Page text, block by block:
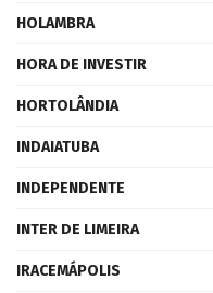
HOLAMBRA
HORA DE INVESTIR
HORTOLÂNDIA
INDAIATUBA
INDEPENDENTE
INTER DE LIMEIRA
IRACEMÁPOLIS